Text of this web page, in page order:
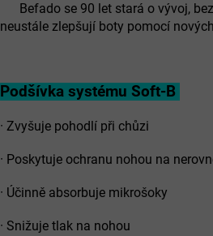
Befado se 90 let stará o vývoj,
neustále zlepšují boty pomocí
Podšívka systému Soft-B
· Zvyšuje pohodlí při chůzi
· Poskytuje ochranu nohou na
· Účinně absorbuje mikrošoky
· Snižuje tlak na nohou